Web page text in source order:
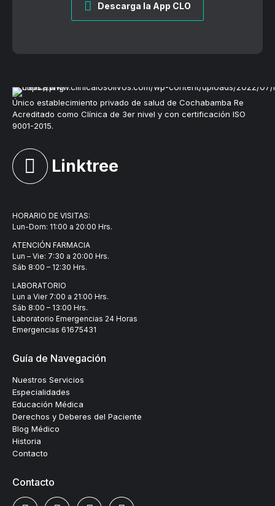
Descarga la App CLO
Único establecimiento privado de salud de Cochabamba Re
Acreditado como Clínica de 3er nivel y con certificación ISO
9001-2015.
Linktree
HORARIO DE VISITAS:
Lun-Dom: 11:00 a 20:00 Hrs.
ATENCIÓN FARMACIA
Lun – Vie: 7:30 a 20:00 Hrs.
Sáb 8:00 – 12:30 Hrs.
LABORATORIO
Lun a Vier 7:00 a 21:00 Hrs.
Sáb 8:00 – 13:00 Hrs.
Laboratorio Emergencias 24 Horas
Emergencias 61675431
Guía de Navegación
Nuestros Servicios
Especialidades
Educación Médica
Derechos y Deberes del Paciente
Blog Médico
Historia
Contacto
Contacto